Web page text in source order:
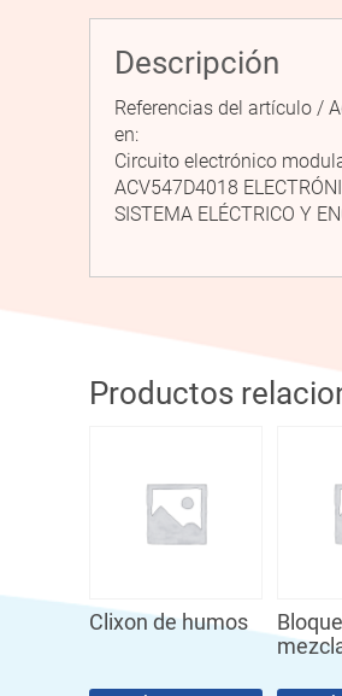
Descripción
Referencias del artículo /
en:
Circuito electrónico
ACV547D4018
SISTEMA ELÉCTRICO Y
Productos
Clixon de humos